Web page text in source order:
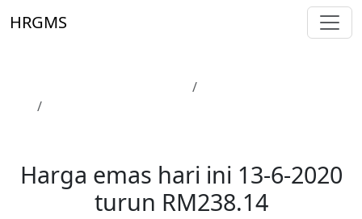
HRGMS
Harga emas hari ini 13-6-2020
turun RM238.14